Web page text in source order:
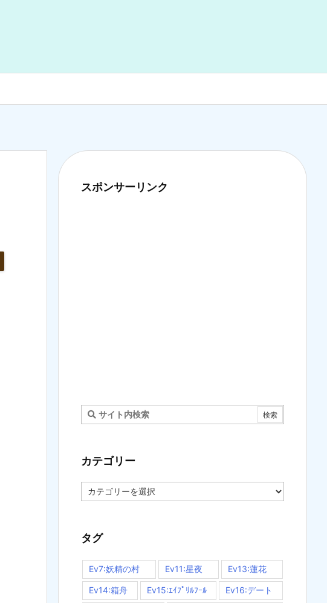
スポンサーリンク
カテゴリー
テ
ー
タグ
Ev7:妖精の村 Ev11:星夜 Ev13:蓮花
Ev14:箱舟 Ev15:ｴｲﾌﾟﾘﾙﾌｰﾙ Ev16:デート